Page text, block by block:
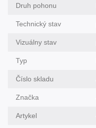
Druh pohonu
Technický stav
Vizuálny stav
Typ
Číslo skladu
Značka
Artykel